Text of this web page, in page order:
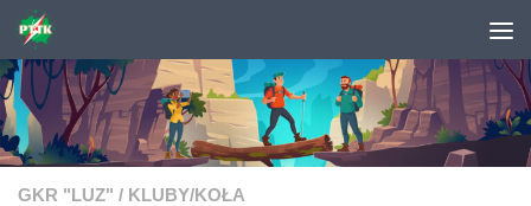
Skip to content
GKR "LUZ" / KLUBY/KOŁA